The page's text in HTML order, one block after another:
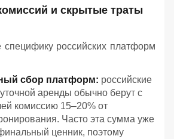
и скрытые траты
российских платформ
сбор платформ: российские
аренды обычно берут с
комиссию 15–20% от
Часто эта сумма уже
ценник, поэтому